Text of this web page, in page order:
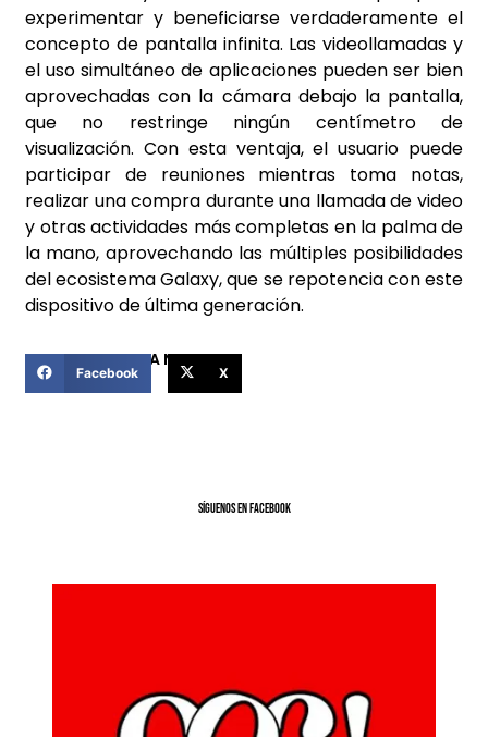
experimentar y beneficiarse verdaderamente el
concepto de pantalla infinita. Las videollamadas y
el uso simultáneo de aplicaciones pueden ser bien
aprovechadas con la cámara debajo la pantalla,
que no restringe ningún centímetro de
visualización. Con esta ventaja, el usuario puede
participar de reuniones mientras toma notas,
realizar una compra durante una llamada de video
y otras actividades más completas en la palma de
la mano, aprovechando las múltiples posibilidades
del ecosistema Galaxy, que se repotencia con este
dispositivo de última generación.
COMPARTIR ESTA NOTICIA
Facebook X
SíGUENOS EN FACEBOOK